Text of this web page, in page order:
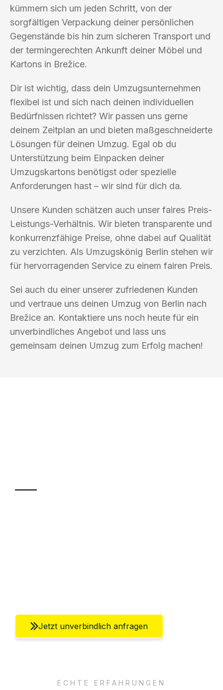
kümmern sich um jeden Schritt, von der
sorgfältigen Verpackung deiner persönlichen
Gegenstände bis hin zum sicheren Transport und
der termingerechten Ankunft deiner Möbel und
Kartons in Brežice.
Dir ist wichtig, dass dein Umzugsunternehmen
flexibel ist und sich nach deinen individuellen
Bedürfnissen richtet? Wir passen uns gerne
deinem Zeitplan an und bieten maßgeschneiderte
Lösungen für deinen Umzug. Egal ob du
Unterstützung beim Einpacken deiner
Umzugskartons benötigst oder spezielle
Anforderungen hast – wir sind für dich da.
Unsere Kunden schätzen auch unser faires Preis-
Leistungs-Verhältnis. Wir bieten transparente und
konkurrenzfähige Preise, ohne dabei auf Qualität
zu verzichten. Als Umzugskönig Berlin stehen wir
für hervorragenden Service zu einem fairen Preis.
Sei auch du einer unserer zufriedenen Kunden
und vertraue uns deinen Umzug von Berlin nach
Brežice an. Kontaktiere uns noch heute für ein
unverbindliches Angebot und lass uns
gemeinsam deinen Umzug zum Erfolg machen!
Jetzt unverbindlich anfragen
ECHTE ERFAHRUNGEN